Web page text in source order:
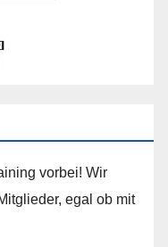
vorbei! Wir
egal ob mit